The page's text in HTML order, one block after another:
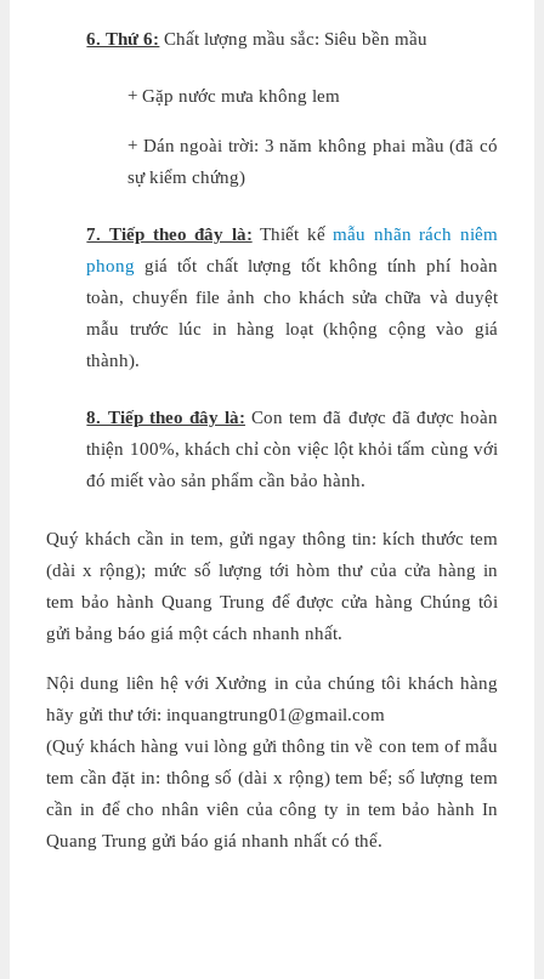
6. Thứ 6: Chất lượng mầu sắc: Siêu bền mầu
+ Gặp nước mưa không lem
+ Dán ngoài trời: 3 năm không phai mầu (đã có
sự kiểm chứng)
7. Tiếp theo đây là: Thiết kếmẫu nhãn rách niêm
phong giá tốt chất lượng tốt không tính phí hoàn
toàn, chuyển file ảnh cho khách sửa chữa và duyệt
mẫu trước lúc in hàng loạt (khộng cộng vào giá
thành).
8. Tiếp theo đây là: Con tem đã được đã được hoàn
thiện 100%, khách chỉ còn việc lột khỏi tấm cùng với
đó miết vào sản phẩm cần bảo hành.
Quý khách cần in tem, gửi ngay thông tin: kích thước tem
(dài x rộng); mức số lượng tới hòm thư của cửa hàng in
tem bảo hành Quang Trung để được cửa hàng Chúng tôi
gửi bảng báo giá một cách nhanh nhất.
Nội dung liên hệ với Xưởng in của chúng tôi khách hàng
hãy gửi thư tới: inquangtrung01@gmail.com
(Quý khách hàng vui lòng gửi thông tin về con tem of mẫu
tem cần đặt in: thông số (dài x rộng) tem bể; số lượng tem
cần in để cho nhân viên của công ty in tem bảo hành In
Quang Trung gửi báo giá nhanh nhất có thể.